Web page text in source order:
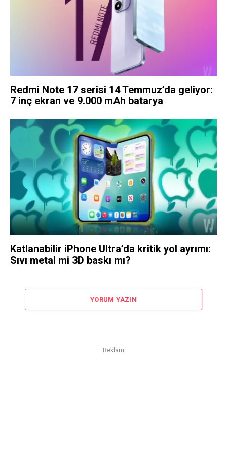
Redmi Note 17 serisi 14 Temmuz’da geliyor:
7 inç ekran ve 9.000 mAh batarya
Katlanabilir iPhone Ultra’da kritik yol ayrımı:
Sıvı metal mi 3D baskı mı?
YORUM YAZIN
Reklam